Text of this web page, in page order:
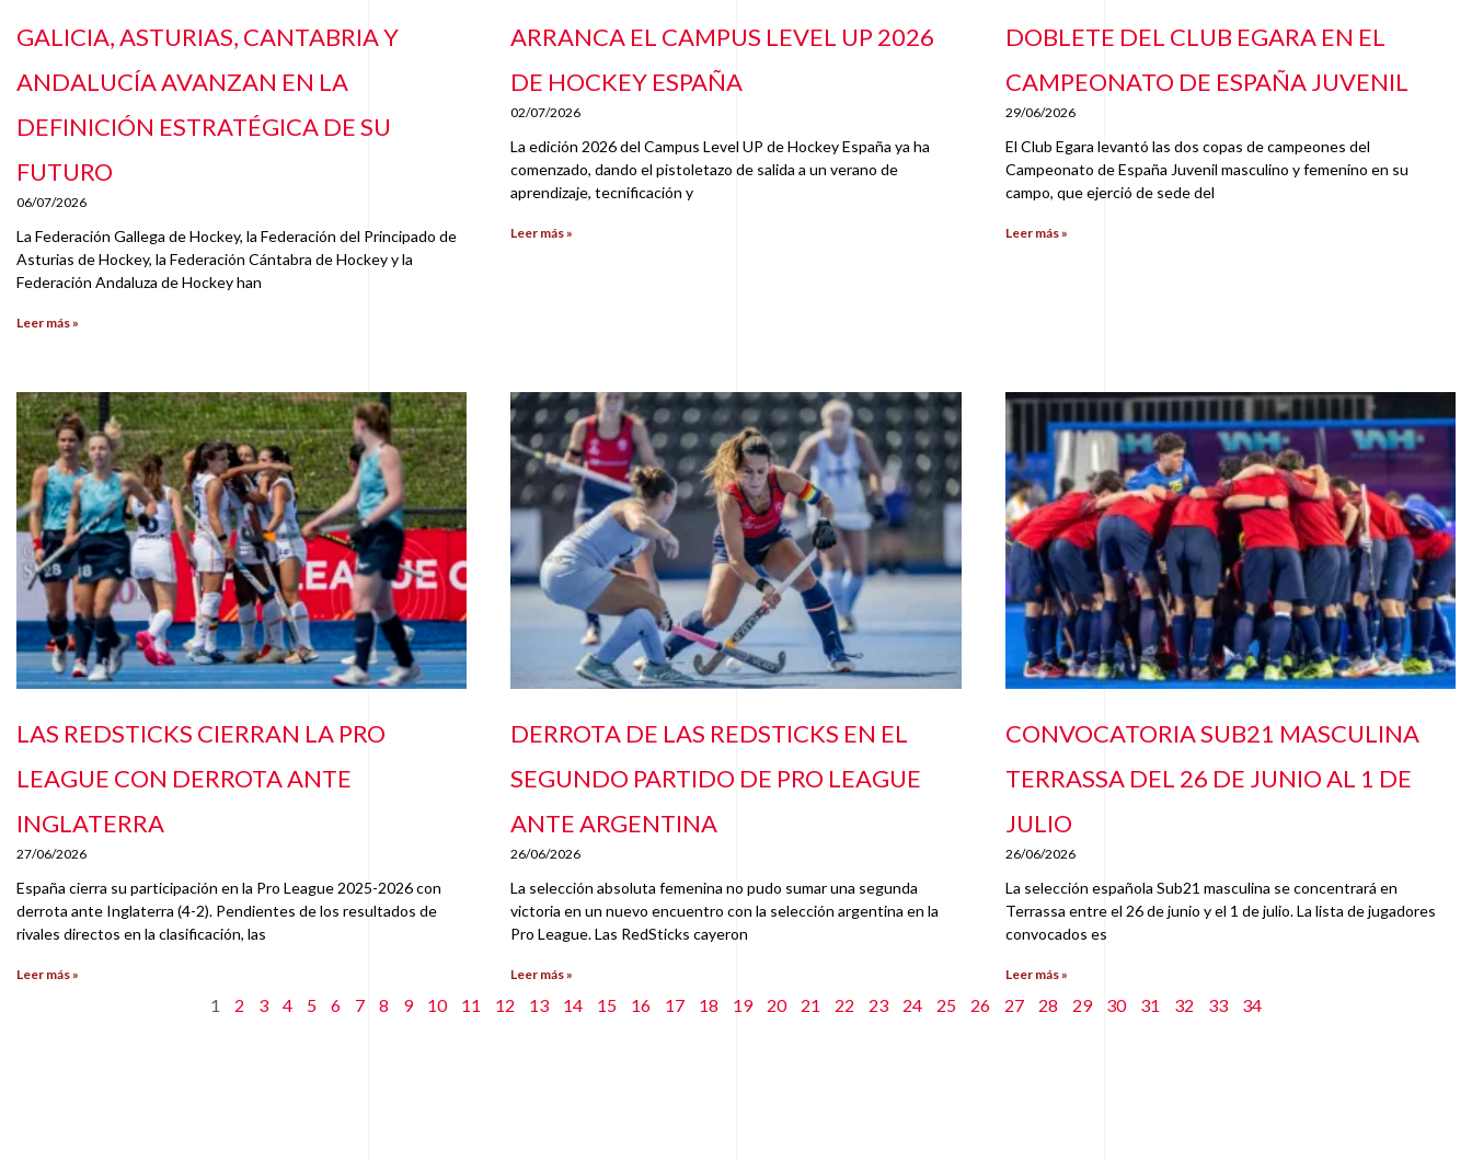
GALICIA, ASTURIAS, CANTABRIA Y
ANDALUCÍA AVANZAN EN LA
DEFINICIÓN ESTRATÉGICA DE SU
FUTURO
06/07/2026
La Federación Gallega de Hockey, la Federación del Principado de
Asturias de Hockey, la Federación Cántabra de Hockey y la
Federación Andaluza de Hockey han
Leer más »
ARRANCA EL CAMPUS LEVEL UP 2026
DE HOCKEY ESPAÑA
02/07/2026
La edición 2026 del Campus Level UP de Hockey España ya ha
comenzado, dando el pistoletazo de salida a un verano de
aprendizaje, tecnificación y
Leer más »
DOBLETE DEL CLUB EGARA EN EL
CAMPEONATO DE ESPAÑA JUVENIL
29/06/2026
El Club Egara levantó las dos copas de campeones del
Campeonato de España Juvenil masculino y femenino en su
campo, que ejerció de sede del
Leer más »
LAS REDSTICKS CIERRAN LA PRO
LEAGUE CON DERROTA ANTE
INGLATERRA
27/06/2026
España cierra su participación en la Pro League 2025-2026 con
derrota ante Inglaterra (4-2). Pendientes de los resultados de
rivales directos en la clasificación, las
Leer más »
DERROTA DE LAS REDSTICKS EN EL
SEGUNDO PARTIDO DE PRO LEAGUE
ANTE ARGENTINA
26/06/2026
La selección absoluta femenina no pudo sumar una segunda
victoria en un nuevo encuentro con la selección argentina en la
Pro League. Las RedSticks cayeron
Leer más »
CONVOCATORIA SUB21 MASCULINA
TERRASSA DEL 26 DE JUNIO AL 1 DE
JULIO
26/06/2026
La selección española Sub21 masculina se concentrará en
Terrassa entre el 26 de junio y el 1 de julio. La lista de jugadores
convocados es
Leer más »
1 2 3 4 5 6 7 8 9 10 11 12 13 14 15 16 17 18 19 20 21 22 23 24 25 26 27 28 29 30 31 32 33 34